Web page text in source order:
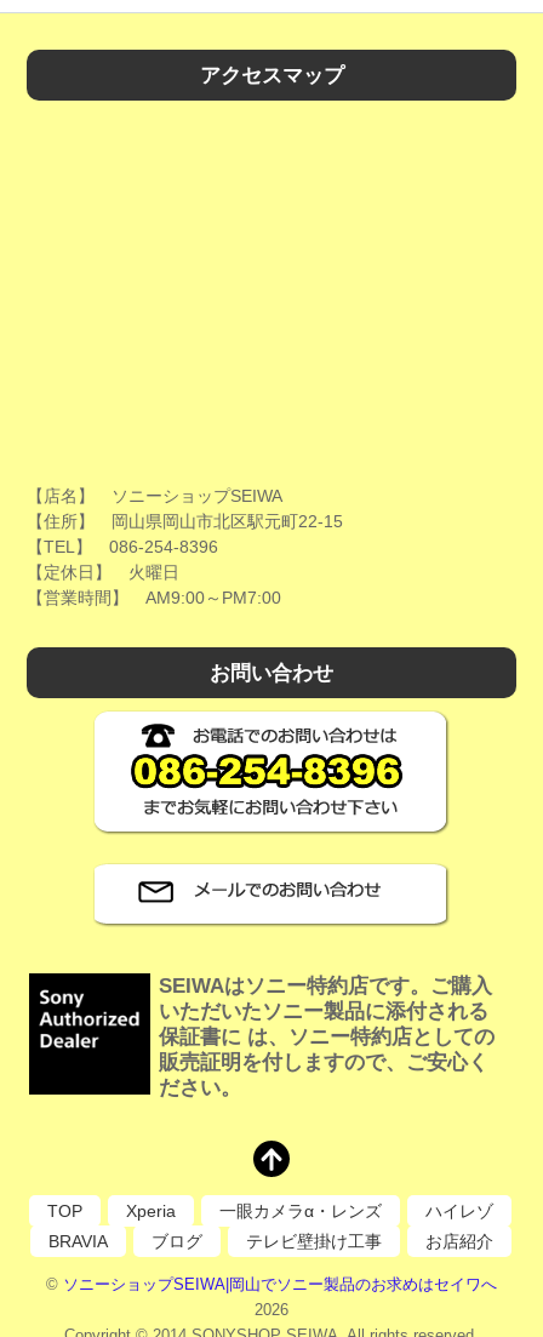
アクセスマップ
【店名】 ソニーショップSEIWA
【住所】 岡山県岡山市北区駅元町22-15
【TEL】 086-254-8396
【定休日】 火曜日
【営業時間】 AM9:00～PM7:00
お問い合わせ
SEIWAはソニー特約店です。ご購入
いただいたソニー製品に添付される
保証書に は、ソニー特約店としての
販売証明を付しますので、ご安心く
ださい。
TOP Xperia 一眼カメラα・レンズ
ハイレゾ
BRAVIA
ブログ テレビ壁掛け工事 お店紹介
© ソニーショップSEIWA|岡山でソニー製品のお求めはセイワへ
2026